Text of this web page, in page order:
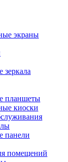
экраны
зеркала
планшеты
киоски
панели
помещений